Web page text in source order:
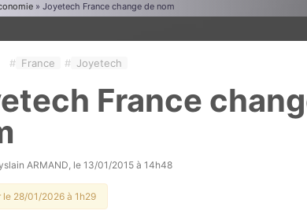
» Joyetech France change de nom
# France # Joyetech
France
ARMAND , le 13/01/2015 à 14h48
le 28/01/2026 à 1h29